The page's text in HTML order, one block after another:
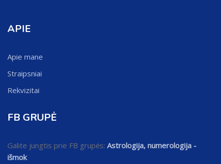
APIE
Apie mane
Straipsniai
Rekvizitai
FB GRUPĖ
Galite jungtis prie FB grupės: Astrologija, numerologija -
išmok